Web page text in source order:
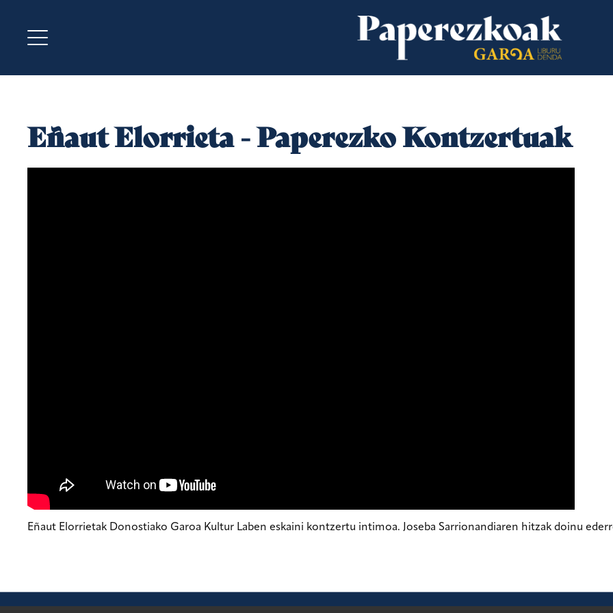
Eñaut Elorrieta - Paperezko Kontzertuak
Eñaut Elorrietak Donostiako Garoa Kultur Laben eskaini kontzertu intimoa. Joseba Sarrionandiaren hitzak doinu